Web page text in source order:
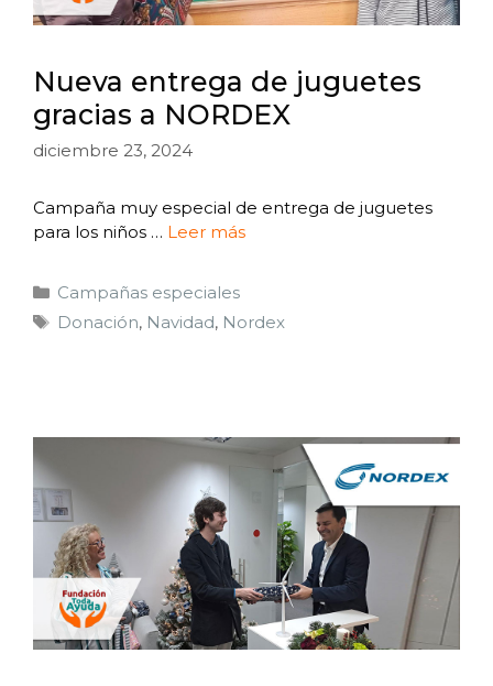
Nueva entrega de juguetes
gracias a NORDEX
diciembre 23, 2024
Campaña muy especial de entrega de juguetes
para los niños … Leer más
Campañas especiales
Donación, Navidad, Nordex